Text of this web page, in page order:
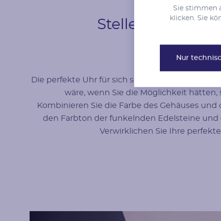
Sie stimmen
klicken. Sie
Nur
36
Bearbeitung
Bearbeitung der
Stellen Sie sich
Die perfekte Uhr für sich selbst zu finden, ist
wäre, wenn Sie die Möglichkeit hätten,
Kombinieren Sie die Farbe des Gehäuses
den Farbton der funkelnden Edelsteine und
Verwirklichen Sie Ihre